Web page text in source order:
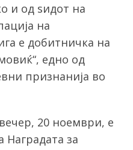
и од ѕидот на
на
е добитничка на
едно од
признанија во
20 ноември, е
за